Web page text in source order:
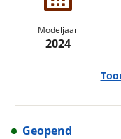
Modeljaar
2024
Geopend